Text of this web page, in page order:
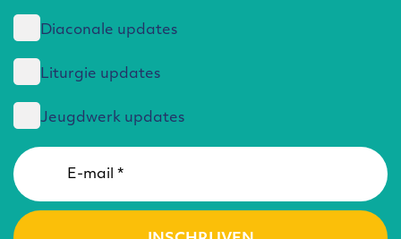
Diaconale updates
Liturgie updates
Jeugdwerk updates